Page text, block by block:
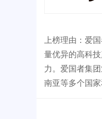
上榜理由：爱
量优异的高科
力。爱国者集
南亚等多个国家